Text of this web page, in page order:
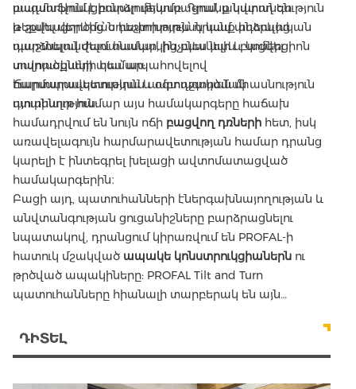
բազմաֆունկցիոնալությամբ: Դրանք կարող են
թեքվել վերևից՝ օդափոխության կամ անձրևից
պաշտպանվելու համար, ինչպես նաև բացվել
սովորականի պես՝ ապահովելով
հարմարավետություն և օգտագործման
դյուրինություն:
ապահովում է բարձր մեկուսացում, անվտանգություն
և շահագործման հեշտություն՝ դրանք իդեալական
դարձնելով ժամանակակից բնակելի և կոմերցիոն
տարածքների համար:
Ճարտարապետական ամբողջական միասնություն
ստանալու համար այս համակարգերը հաճախ
համադրվում են նույն ոճի բացվող դռներիհետ, իսկ
առավելագույն հարմարավետության համար դրանց
կարելի է ինտեգրել խելացի ավտոմատացված
համակարգերին։
Բացի այդ, պատուհանների էներգախնայողության և
անվտանգության ցուցանիշները բարձրացնելու
նպատակով, դրանցում կիրառվում են PROFAL-ի
հատուկ մշակված ապակե կոնստրուկցիաներնու
թրծված ապակիները: PROFAL Tilt and Turn
պատուհանները հիանալի տարբերակ են այն
ֆունկցիոնալությունը։
ԴԻՏԵԼ